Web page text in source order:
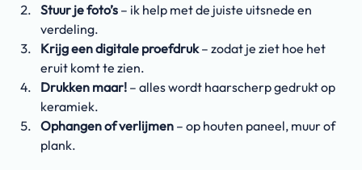
Stuur je foto’s – ik help met de juiste uitsnede en
verdeling.
Krijg een digitale proefdruk – zodat je ziet hoe het
eruit komt te zien.
Drukken maar! – alles wordt haarscherp gedrukt op
keramiek.
Ophangen of verlijmen – op houten paneel, muur of
plank.